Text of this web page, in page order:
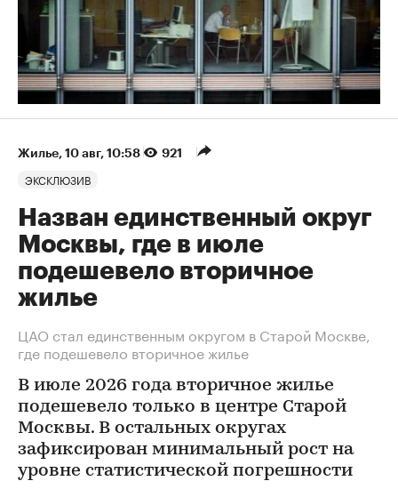
Жилье⁠, 10 авг, 10:58 921
ЭКСКЛЮЗИВ
Назван единственный округ
Москвы, где в июле
подешевело вторичное
жилье
ЦАО стал единственным округом в Старой Москве,
где подешевело вторичное жилье
В июле 2026 года вторичное жилье
подешевело только в центре Старой
Москвы. В остальных округах
зафиксирован минимальный рост на
уровне статистической погрешности